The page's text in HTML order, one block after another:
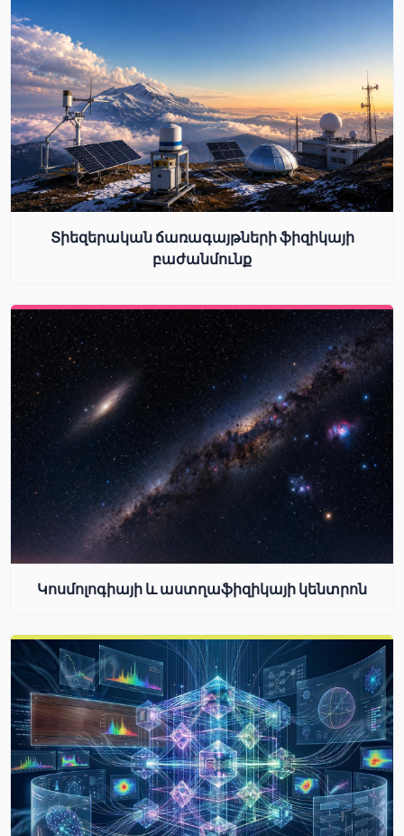
Տիեզերական ճառագայթների ֆիզիկայի
բաժանմունք
Կոսմոլոգիայի և աստղաֆիզիկայի կենտրոն